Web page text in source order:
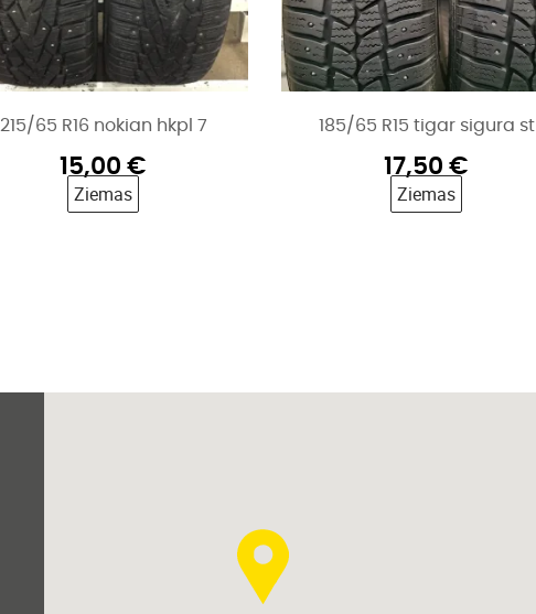
215/65 R16 nokian hkpl 7
15,00 €
Ziemas
185/65 R15 tigar sigura st
17,50 €
Ziemas